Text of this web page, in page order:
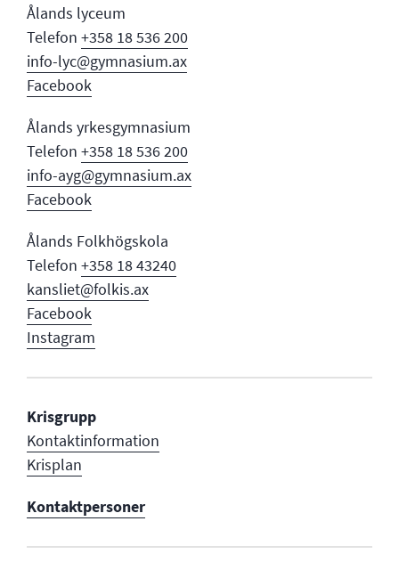
Ålands lyceum
Telefon +358 18 536 200
info-lyc@gymnasium.ax
Facebook
Ålands yrkesgymnasium
Telefon +358 18 536 200
info-ayg@gymnasium.ax
Facebook
Ålands Folkhögskola
Telefon +358 18 43240
kansliet@folkis.ax
Facebook
Instagram
Krisgrupp
Kontaktinformation
Krisplan
Kontaktpersoner